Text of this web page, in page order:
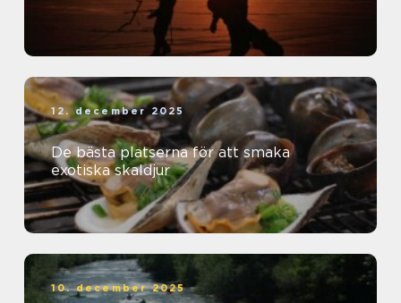
12. december 2025
De bästa platserna för att smaka
exotiska skaldjur
10. december 2025